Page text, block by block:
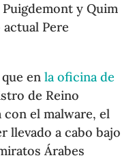
y Quim
Pere
que enla oficina de
de Reino
el malware, el
llevado a cabo bajo
Árabes